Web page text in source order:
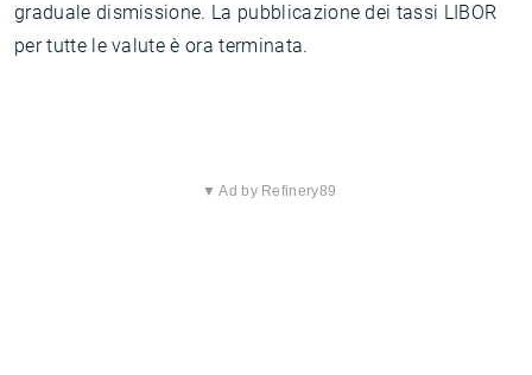
graduale dismissione. La pubblicazione dei tassi LIBOR
per tutte le valute è ora terminata.
▼ Ad by Refinery89